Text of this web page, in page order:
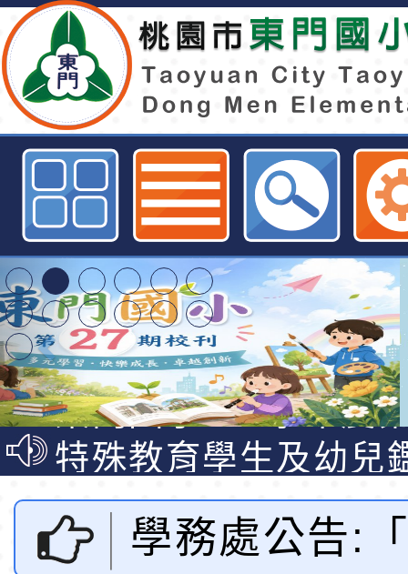
「112年聰明消費逗陣來親子嘉年
東門國小全球資訊網
東門國小115學年度
梯特教代課教師甄選
公告(尚有缺額)
東門國小115學年度
梯特教代理教師甄選
公告(尚有缺額)
特殊教育學生及幼兒
明手冊(修訂版)與學
說明影片
轉知臺中市政府政風
光城市手牽手，綠能
本府115年70歲以上
學務處公告: